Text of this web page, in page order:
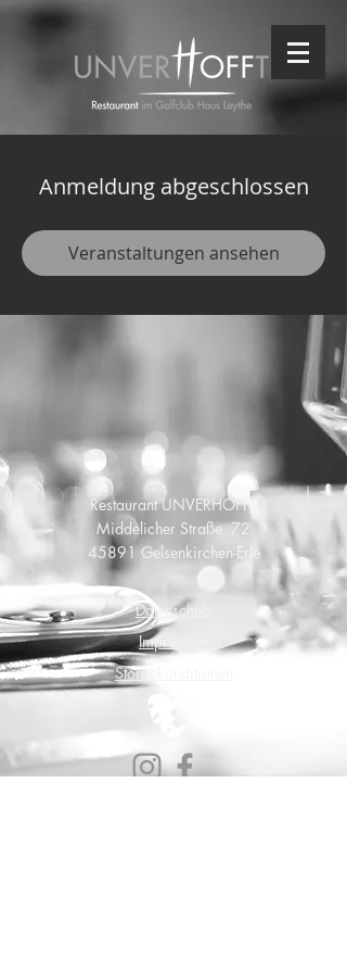
Anmeldung abgeschlossen
Veranstaltungen ansehen
Restaurant UNVERHOFFT
Middelicher Straße 72
45891 Gelsenkirchen-Erle
Datenschutz
Impressum
Stornokonditionen